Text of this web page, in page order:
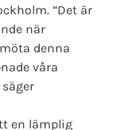
”Det är
när
denna
våra
en lämplig